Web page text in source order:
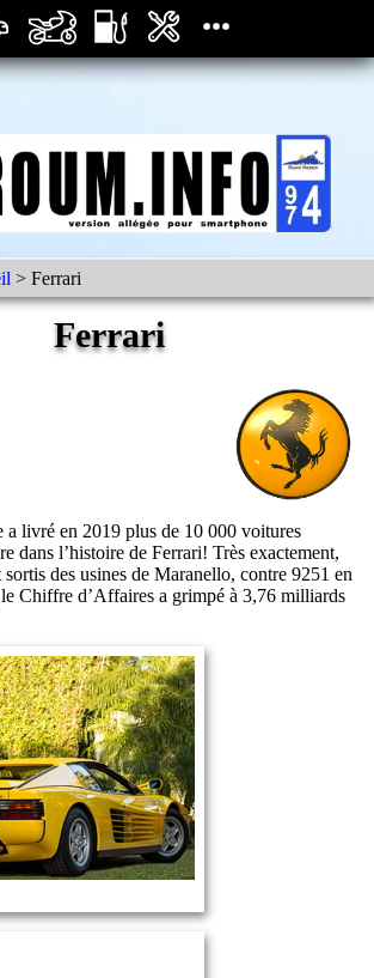
> Ferrari
Ferrari
a livré en 2019 plus de 10 000 voitures
dans l’histoire de Ferrari! Très exactement,
des usines de Maranello, contre 9251 en
Chiffre d’Affaires a grimpé à 3,76 milliards